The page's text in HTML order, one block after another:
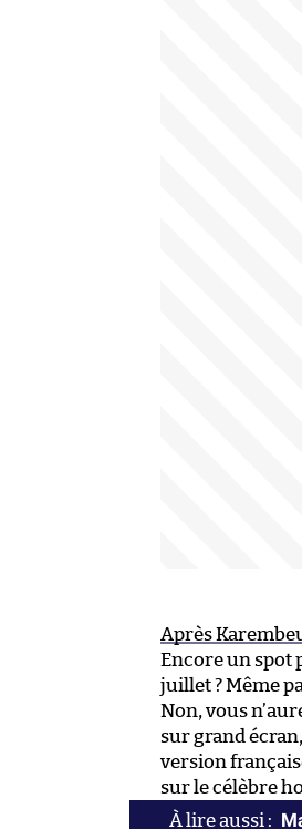
Après
Encore un spot
juillet ? Même
Non, vous
sur grand
version
sur le célèbre